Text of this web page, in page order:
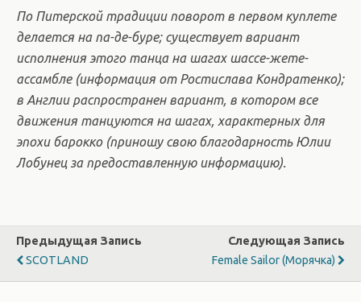
По Питерской традиции поворот в первом куплете
делается на па-де-буре; существует вариант
исполнения этого танца на шагах шассе-жете-
ассамбле (информация от Ростислава Кондратенко);
в Англии распространен вариант, в котором все
движения танцуются на шагах, характерных для
эпохи барокко (приношу свою благодарность Юлии
Лобунец за предоставленную информацию).
Предыдущая Запись
SCOTLAND
Следующая Запись
Female Sailor (Морячка)